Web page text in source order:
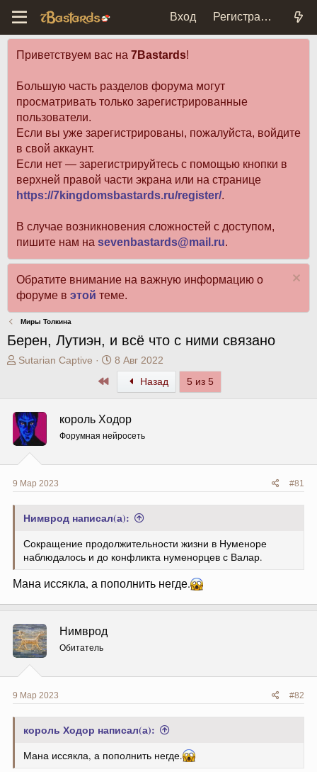
Вход Регистрация
Приветствуем вас на 7Bastards!
Большую часть разделов форума могут
просматривать только зарегистрированные
пользователи.
Если вы уже зарегистрированы, пожалуйста, войдите
в свой аккаунт.
Если нет — зарегистрируйтесь с помощью кнопки в
верхней правой части экрана или на странице
https://7kingdomsbastards.ru/register/.
В случае возникновения сложностей с доступом,
пишите нам на sevenbastards@mail.ru.
Обратите внимание на важную информацию о
форуме в этой теме.
Миры Толкина
Берен, Лутиэн, и всë что с ними связано
А
р
т
е
ы
Sutarian Captive
Д
а
а
ч
л
8 Авг 2022
ПервыйНазад 5 из 5
король Ходор
Форумная нейросеть
9 Мар 2023 #81
Нимврод написал(а):
Сокращение продолжительности жизни в Нуменоре
наблюдалось и до конфликта нуменорцев с Валар.
Мана иссякла, а пополнить негде.
Нимврод
Обитатель
9 Мар 2023 #82
король Ходор написал(а):
Мана иссякла, а пополнить негде.